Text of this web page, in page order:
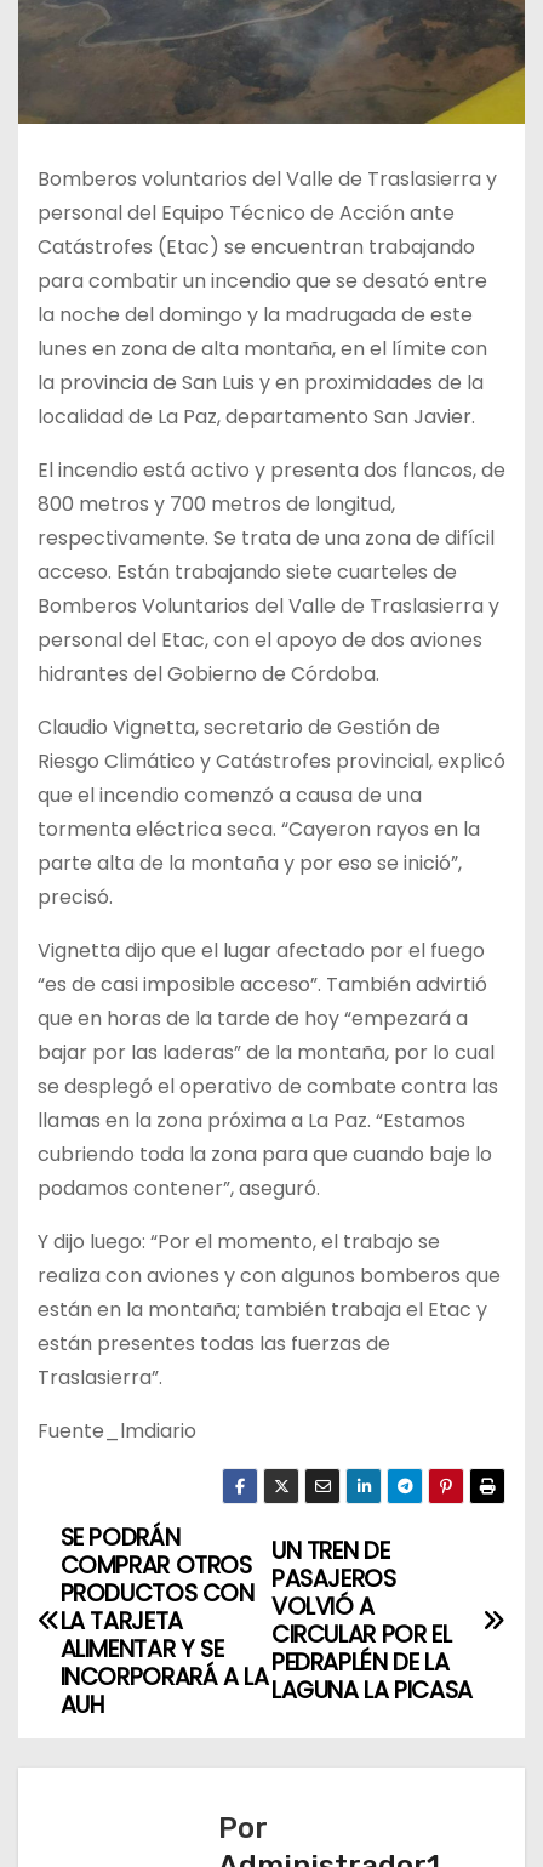
Bomberos voluntarios del Valle de Traslasierra y
personal del Equipo Técnico de Acción ante
Catástrofes (Etac) se encuentran trabajando
para combatir un incendio que se desató entre
la noche del domingo y la madrugada de este
lunes en zona de alta montaña, en el límite con
la provincia de San Luis y en proximidades de la
localidad de La Paz, departamento San Javier.
El incendio está activo y presenta dos flancos, de
800 metros y 700 metros de longitud,
respectivamente. Se trata de una zona de difícil
acceso. Están trabajando siete cuarteles de
Bomberos Voluntarios del Valle de Traslasierra y
personal del Etac, con el apoyo de dos aviones
hidrantes del Gobierno de Córdoba.
Claudio Vignetta, secretario de Gestión de
Riesgo Climático y Catástrofes provincial, explicó
que el incendio comenzó a causa de una
tormenta eléctrica seca. “Cayeron rayos en la
parte alta de la montaña y por eso se inició”,
precisó.
Vignetta dijo que el lugar afectado por el fuego
“es de casi imposible acceso”. También advirtió
que en horas de la tarde de hoy “empezará a
bajar por las laderas” de la montaña, por lo cual
se desplegó el operativo de combate contra las
llamas en la zona próxima a La Paz. “Estamos
cubriendo toda la zona para que cuando baje lo
podamos contener”, aseguró.
Y dijo luego: “Por el momento, el trabajo se
realiza con aviones y con algunos bomberos que
están en la montaña; también trabaja el Etac y
están presentes todas las fuerzas de
Traslasierra”.
Fuente_lmdiario
N
a
UN TREN DE
PASAJEROS
VOLVIÓ A
CIRCULAR POR EL
PEDRAPLÉN DE LA
LAGUNA LA PICASA
SE PODRÁN
COMPRAR OTROS
PRODUCTOS CON
LA TARJETA
ALIMENTAR Y SE
INCORPORARÁ A LA
AUH
Por